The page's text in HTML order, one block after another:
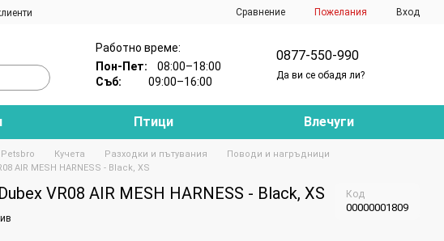
Сравнение Пожелания Вход
Работно време:
Пон-Пет:08:00–18:00
Съб:09:00–16:00
0877-550-990
Да ви се обадя ли?
Птици Влечуги
Кучета Разходки и пътувания
Поводи и нагръдници
AIR MESH HARNESS - Black, XS
VR08 AIR MESH HARNESS - Black, XS Код
00000001809